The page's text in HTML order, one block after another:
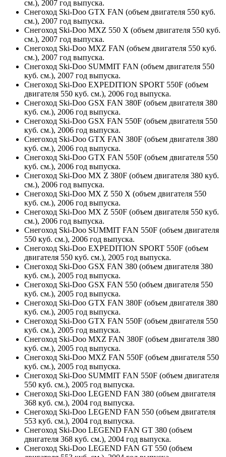
см.), 2007 год выпуска.
Снегоход Ski-Doo GTX FAN (объем двигателя 550 куб.
см.), 2007 год выпуска.
Снегоход Ski-Doo MXZ 550 X (объем двигателя 550 куб.
см.), 2007 год выпуска.
Снегоход Ski-Doo MXZ FAN (объем двигателя 550 куб.
см.), 2007 год выпуска.
Снегоход Ski-Doo SUMMIT FAN (объем двигателя 550
куб. см.), 2007 год выпуска.
Снегоход Ski-Doo EXPEDITION SPORT 550F (объем
двигателя 550 куб. см.), 2006 год выпуска.
Снегоход Ski-Doo GSX FAN 380F (объем двигателя 380
куб. см.), 2006 год выпуска.
Снегоход Ski-Doo GSX FAN 550F (объем двигателя 550
куб. см.), 2006 год выпуска.
Снегоход Ski-Doo GTX FAN 380F (объем двигателя 380
куб. см.), 2006 год выпуска.
Снегоход Ski-Doo GTX FAN 550F (объем двигателя 550
куб. см.), 2006 год выпуска.
Снегоход Ski-Doo MX Z 380F (объем двигателя 380 куб.
см.), 2006 год выпуска.
Снегоход Ski-Doo MX Z 550 X (объем двигателя 550
куб. см.), 2006 год выпуска.
Снегоход Ski-Doo MX Z 550F (объем двигателя 550 куб.
см.), 2006 год выпуска.
Снегоход Ski-Doo SUMMIT FAN 550F (объем двигателя
550 куб. см.), 2006 год выпуска.
Снегоход Ski-Doo EXPEDITION SPORT 550F (объем
двигателя 550 куб. см.), 2005 год выпуска.
Снегоход Ski-Doo GSX FAN 380 (объем двигателя 380
куб. см.), 2005 год выпуска.
Снегоход Ski-Doo GSX FAN 550 (объем двигателя 550
куб. см.), 2005 год выпуска.
Снегоход Ski-Doo GTX FAN 380F (объем двигателя 380
куб. см.), 2005 год выпуска.
Снегоход Ski-Doo GTX FAN 550F (объем двигателя 550
куб. см.), 2005 год выпуска.
Снегоход Ski-Doo MXZ FAN 380F (объем двигателя 380
куб. см.), 2005 год выпуска.
Снегоход Ski-Doo MXZ FAN 550F (объем двигателя 550
куб. см.), 2005 год выпуска.
Снегоход Ski-Doo SUMMIT FAN 550F (объем двигателя
550 куб. см.), 2005 год выпуска.
Снегоход Ski-Doo LEGEND FAN 380 (объем двигателя
368 куб. см.), 2004 год выпуска.
Снегоход Ski-Doo LEGEND FAN 550 (объем двигателя
553 куб. см.), 2004 год выпуска.
Снегоход Ski-Doo LEGEND FAN GT 380 (объем
двигателя 368 куб. см.), 2004 год выпуска.
Снегоход Ski-Doo LEGEND FAN GT 550 (объем